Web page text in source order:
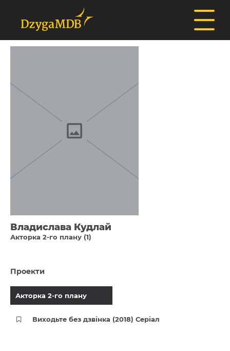
Владислава Кудлай
Акторка 2-го плану (1)
Проекти
Акторка 2-го плану
Виходьте без дзвінка (2018) Серіал